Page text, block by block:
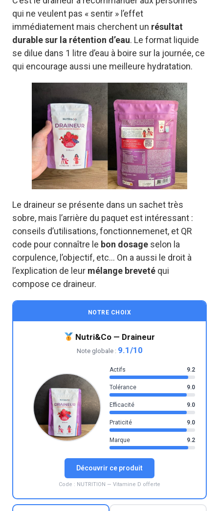
qui ne veulent pas « sentir » l’effet
immédiatement mais cherchent un résultat
durable sur la rétention d’eau. Le format liquide
se dilue dans 1 litre d’eau à boire sur la journée, ce
qui encourage aussi une meilleure hydratation.
Le draineur se présente dans un sachet très
sobre, mais l’arrière du paquet est intéressant :
conseils d’utilisations, fonctionnemenet, et QR
code pour connaître le bon dosage selon la
corpulence, l’objectif, etc… On a aussi le droit à
l’explication de leur mélange breveté qui
compose ce draineur.
NOTRE CHOIX
Nutri&Co — Draineur
Note globale : 9.1/10
Actifs 9.2
Tolérance 9.0
Efficacité 9.0
Praticité 9.0
Marque 9.2
Découvrir ce produit
Code : NUTRITION — Vitamine D offerte